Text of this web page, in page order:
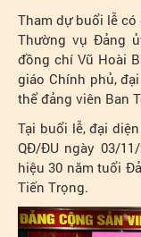
Tham dự buổi lễ
Thường vụ Đảng
đồng chí Vũ Hoài
giáo Chính phủ,
thể đảng viên Ban
Tại buổi lễ, đại
QĐ/ĐU ngày 03/
hiệu 30 năm tuổi
Tiến Trọng.